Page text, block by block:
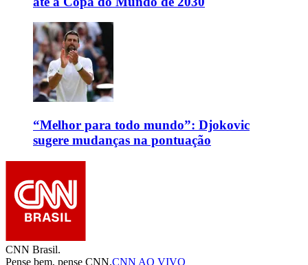
“Melhor para todo mundo”: Djokovic
sugere mudanças na pontuação
CNN Brasil.
Pense bem, pense CNN.CNN AO VIVO